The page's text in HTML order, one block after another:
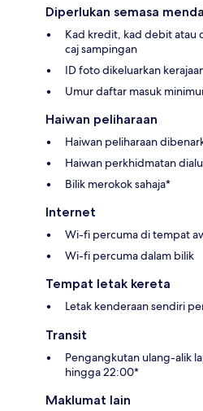
Diperlukan semasa
Kad kredit, kad debit atau
caj sampingan
ID foto dikeluarkan
Umur daftar masuk
Haiwan peliharaan
Haiwan peliharaan
Haiwan perkhidmatan
Bilik merokok sahaja*
Internet
Wi-fi percuma di tempat
Wi-fi percuma dalam bilik
Tempat letak kereta
Letak kenderaan sendiri
Transit
Pengangkutan ulang-alik
hingga 22:00*
Maklumat lain